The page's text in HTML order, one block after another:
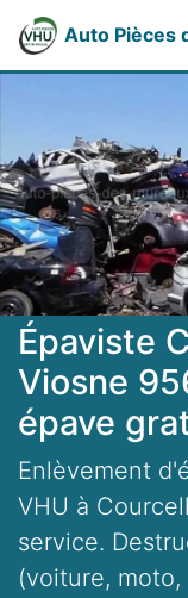
Auto Pièces
Épaviste
Viosne
épave
Enlèvement
VHU à
service.
(voiture,